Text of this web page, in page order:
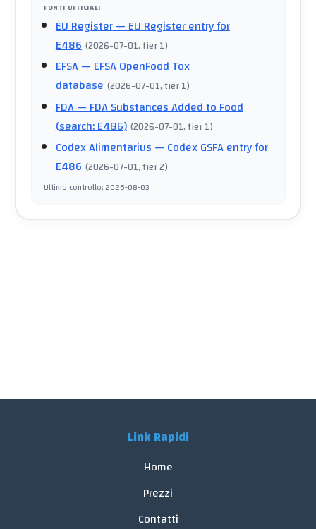
FONTI UFFICIALI
EU Register— EU Register entry for
E486 (2026-07-01, tier 1)
EFSA— EFSA OpenFood Tox
database (2026-07-01, tier 1)
FDA— FDA Substances Added to Food
(search: E486) (2026-07-01, tier 1)
Codex Alimentarius— Codex GSFA entry for
E486 (2026-07-01, tier 2)
Ultimo controllo:2026-08-03
Link Rapidi
Home
Prezzi
Contatti